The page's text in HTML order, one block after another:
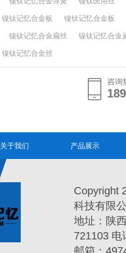
镍钛记忆合金板 镍钛记忆合金板
镍钛记忆合金扁丝 镍钛记忆合金
镍钛记忆合金丝
咨询
关于我们 产品展示
Copyright
科技有限
地址：陕
721103 电